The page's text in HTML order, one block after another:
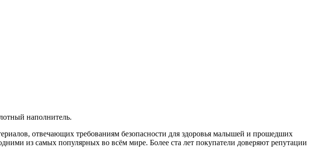
наполнитель.
отвечающих требованиям безопасности для здоровья малышей и прошедших
из самых популярных во всём мире. Более ста лет покупатели доверяют репутации